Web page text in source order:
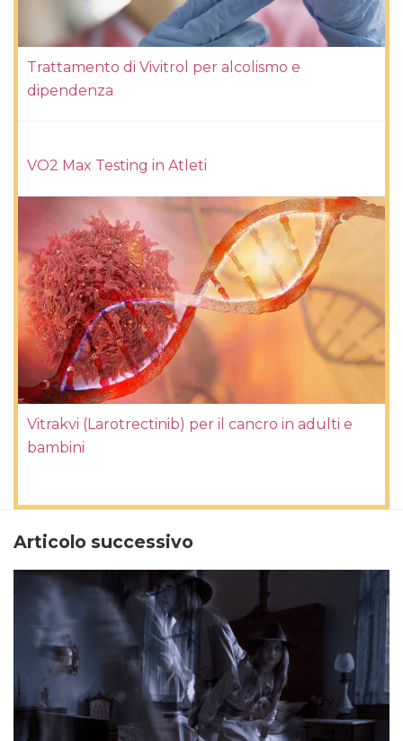
Trattamento di Vivitrol per alcolismo e
dipendenza
VO2 Max Testing in Atleti
Vitrakvi (Larotrectinib) per il cancro in adulti e
bambini
Articolo successivo